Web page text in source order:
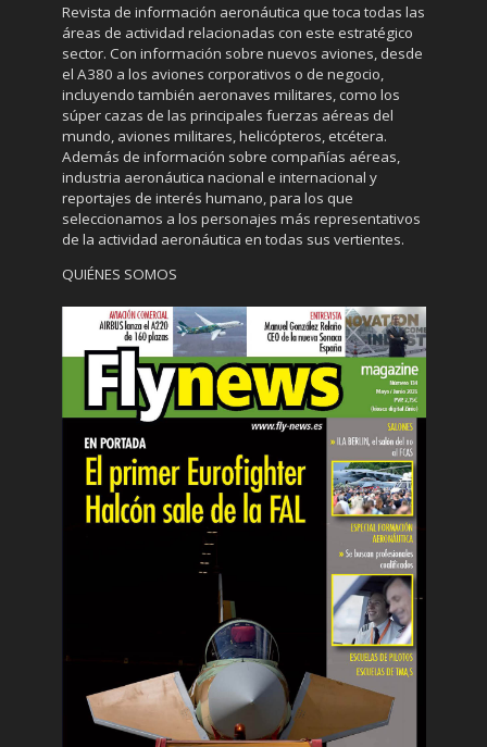
Revista de información aeronáutica que toca todas las
áreas de actividad relacionadas con este estratégico
sector. Con información sobre nuevos aviones, desde
el A380 a los aviones corporativos o de negocio,
incluyendo también aeronaves militares, como los
súper cazas de las principales fuerzas aéreas del
mundo, aviones militares, helicópteros, etcétera.
Además de información sobre compañías aéreas,
industria aeronáutica nacional e internacional y
reportajes de interés humano, para los que
seleccionamos a los personajes más representativos
de la actividad aeronáutica en todas sus vertientes.
QUIÉNES SOMOS